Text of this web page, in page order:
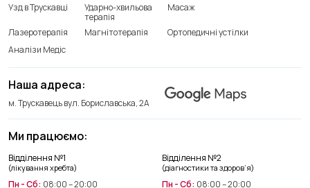
Ми працюємо:
Відділення №1
(лікування хребта)
Пн - Сб: 08:00 – 20:00
Відділення №2
(діагностики та здоров’я)
Пн - Сб: 08:00 – 20:00
Наша адреса:
м. Трускавець вул. Бориславська, 2А
Узд в Трускавці
Ударно-хвильова
терапія
Масаж
Лазеротерапія Магнітотерапія
Ортопедичні устілки
Аналізи Медіс
+38(066) 209 52 46